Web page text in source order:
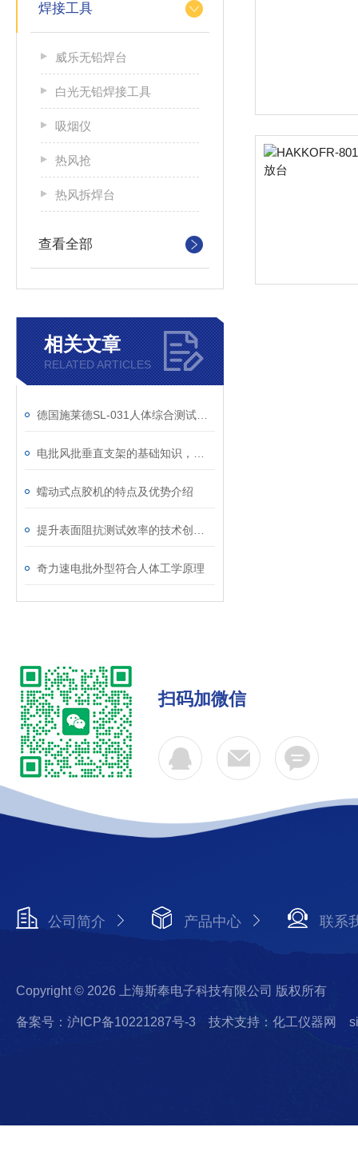
焊接工具
威乐无铅焊台
白光无铅焊接工具
吸烟仪
热风抢
热风拆焊台
查看全部
相关文章
RELATED ARTICLES
蠕动式点胶机的特点及优势介绍
奇力速电批外型符合人体工学原理
扫码加微信
公司简介 产品中心 联系
Copyright © 2026 上海斯奉电子科技有限公司 版权所有
备案号：沪ICP备10221287号-3 技术支持：化工仪器网